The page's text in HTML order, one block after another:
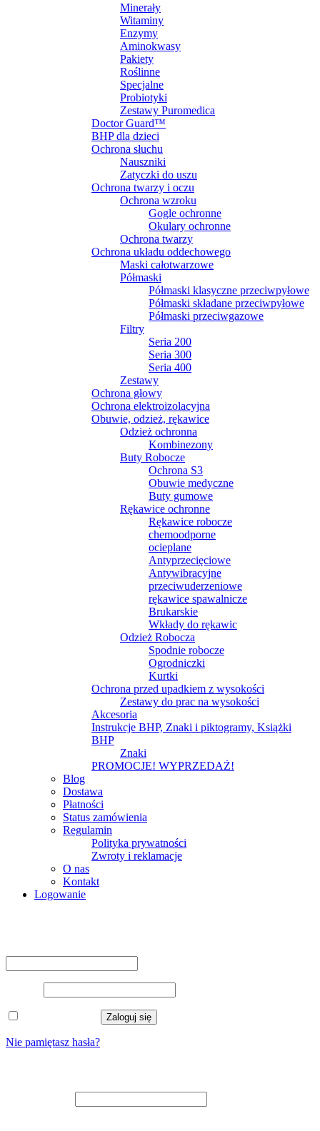
Minerały
Witaminy
Enzymy
Aminokwasy
Pakiety
Roślinne
Specjalne
Probiotyki
Zestawy Puromedica
Doctor Guard™
BHP dla dzieci
Ochrona słuchu
Nauszniki
Zatyczki do uszu
Ochrona twarzy i oczu
Ochrona wzroku
Gogle ochronne
Okulary ochronne
Ochrona twarzy
Ochrona układu oddechowego
Maski całotwarzowe
Półmaski
Półmaski klasyczne przeciwpyłowe
Półmaski składane przeciwpyłowe
Półmaski przeciwgazowe
Filtry
Seria 200
Seria 300
Seria 400
Zestawy
Ochrona głowy
Ochrona elektroizolacyjna
Obuwie, odzież, rękawice
Odzież ochronna
Kombinezony
Buty Robocze
Ochrona S3
Obuwie medyczne
Buty gumowe
Rękawice ochronne
Rękawice robocze
chemoodporne
ocieplane
Antyprzecięciowe
Antywibracyjne
przeciwuderzeniowe
rękawice spawalnicze
Brukarskie
Wkłady do rękawic
Odzież Robocza
Spodnie robocze
Ogrodniczki
Kurtki
Ochrona przed upadkiem z wysokości
Zestawy do prac na wysokości
Akcesoria
Instrukcje BHP, Znaki i piktogramy, Książki
BHP
Znaki
PROMOCJE! WYPRZEDAŻ!
Blog
Dostawa
Płatności
Status zamówienia
Regulamin
Polityka prywatności
Zwroty i reklamacje
O nas
Kontakt
Logowanie
Zaloguj się
Nie pamiętasz hasła?